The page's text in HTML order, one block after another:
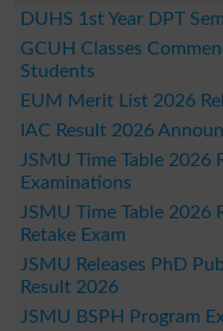
DUHS 1st Year DPT
GCUH Classes
Students
EUM Merit List 2026
IAC Result 2026
JSMU Time Table 2026
Examinations
JSMU Time Table 2026
Retake Exam
JSMU Releases PhD
Result 2026
JSMU BSPH Program